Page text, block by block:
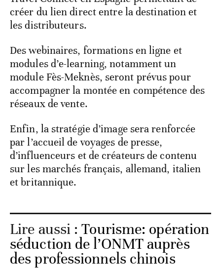
créer du lien direct entre la destination et
les distributeurs.
Des webinaires, formations en ligne et
modules d’e-learning, notamment un
module Fès-Meknès, seront prévus pour
accompagner la montée en compétence des
réseaux de vente.
Enfin, la stratégie d’image sera renforcée
par l’accueil de voyages de presse,
d’influenceurs et de créateurs de contenu
sur les marchés français, allemand, italien
et britannique.
Lire aussi :Tourisme: opération
séduction de l’ONMT auprès
des professionnels chinois